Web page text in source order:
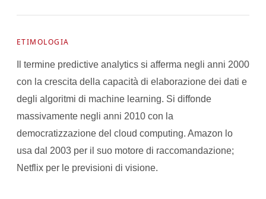
ETIMOLOGIA
Il termine predictive analytics si afferma negli anni 2000
con la crescita della capacità di elaborazione dei dati e
degli algoritmi di machine learning. Si diffonde
massivamente negli anni 2010 con la
democratizzazione del cloud computing. Amazon lo
usa dal 2003 per il suo motore di raccomandazione;
Netflix per le previsioni di visione.